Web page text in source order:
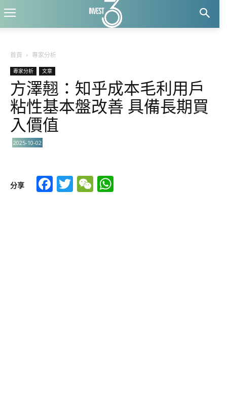
首頁 專家分析
專家分析 文章
方澤翹：知乎成本毛利用戶
粘性基本盤改善 具備長期買
入價值
2025-10-02
分享 Facebook
TwitterWeChat